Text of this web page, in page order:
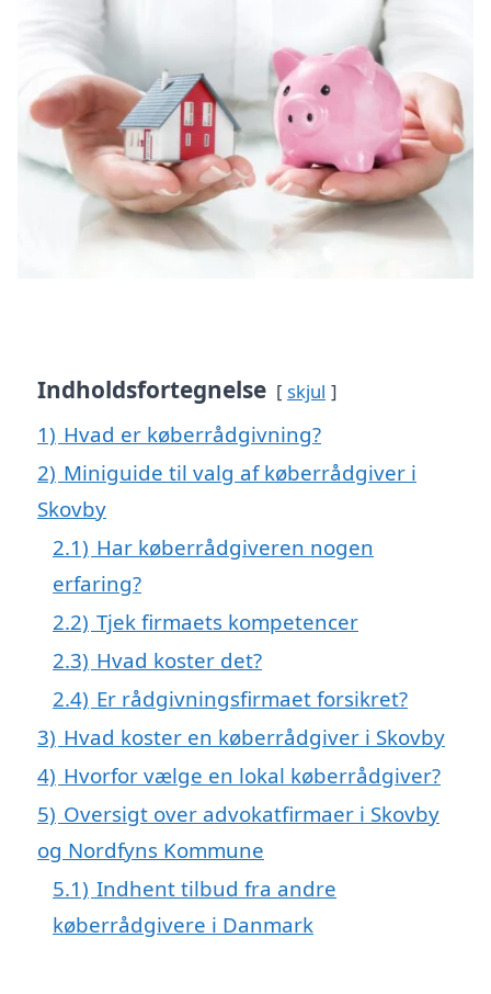
Indholdsfortegnelse skjul
1) Hvad er køberrådgivning?
2) Miniguide til valg af køberrådgiver i
Skovby
2.1) Har køberrådgiveren nogen
erfaring?
2.2) Tjek firmaets kompetencer
2.3) Hvad koster det?
2.4) Er rådgivningsfirmaet forsikret?
3) Hvad koster en køberrådgiver i Skovby
4) Hvorfor vælge en lokal køberrådgiver?
5) Oversigt over advokatfirmaer i Skovby
og Nordfyns Kommune
5.1) Indhent tilbud fra andre
køberrådgivere i Danmark